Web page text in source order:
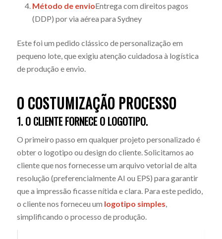
Método de envioEntrega com direitos pagos
(DDP) por via aérea para Sydney
Este foi um pedido clássico de personalização em
pequeno lote, que exigiu atenção cuidadosa à logística
de produção e envio.
OCOSTUMIZAÇÃOPROCESSO
1. O CLIENTE FORNECE O LOGOTIPO.
O primeiro passo em qualquer projeto personalizado é
obter o logotipo ou design do cliente. Solicitamos ao
cliente que nos fornecesse um arquivo vetorial de alta
resolução (preferencialmente AI ou EPS) para garantir
que a impressão ficasse nítida e clara. Para este pedido,
o cliente nos forneceu um logotipo simples,
simplificando o processo de produção.